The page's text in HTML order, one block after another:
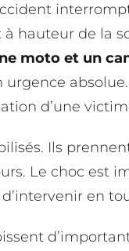
à hauteur de la
moto et un
urgence
d’une
Ils
Le choc est
en